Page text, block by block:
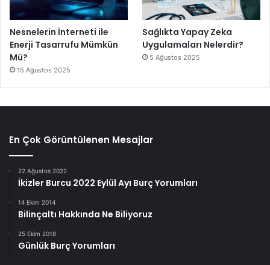
Nesnelerin İnterneti ile
Enerji Tasarrufu Mümkün
Mü?
15 Ağustos 2025
Sağlıkta Yapay Zeka
Uygulamaları Nelerdir?
5 Ağustos 2025
En Çok Görüntülenen Mesajlar
22 Ağustos 2022
İkizler Burcu 2022 Eylül Ayı Burç Yorumları
14 Ekim 2014
Bilinçaltı Hakkında Ne Biliyoruz
25 Ekim 2018
Günlük Burç Yorumları